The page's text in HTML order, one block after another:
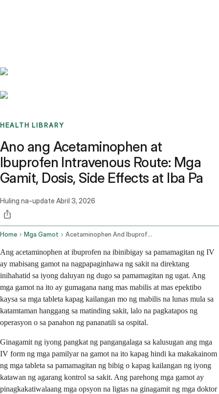
HEALTH LIBRARY
Ano ang Acetaminophen at
Ibuprofen Intravenous Route: Mga
Gamit, Dosis, Side Effects at Iba Pa
Huling na-update Abril 3, 2026
Home Mga Gamot Acetaminophen And Ibuprofen Intravenous Route
Ang acetaminophen at ibuprofen na ibinibigay sa pamamagitan ng IV
ay mabisang gamot na nagpapaginhawa ng sakit na direktang
inihahatid sa iyong daluyan ng dugo sa pamamagitan ng ugat. Ang
mga gamot na ito ay gumagana nang mas mabilis at mas epektibo
kaysa sa mga tableta kapag kailangan mo ng mabilis na lunas mula sa
katamtaman hanggang sa matinding sakit, lalo na pagkatapos ng
operasyon o sa panahon ng pananatili sa ospital.
Ginagamit ng iyong pangkat ng pangangalaga sa kalusugan ang mga
IV form ng mga pamilyar na gamot na ito kapag hindi ka makakainom
ng mga tableta sa pamamagitan ng bibig o kapag kailangan ng iyong
katawan ng agarang kontrol sa sakit. Ang parehong mga gamot ay
pinagkakatiwalaang mga opsyon na ligtas na ginagamit ng mga doktor